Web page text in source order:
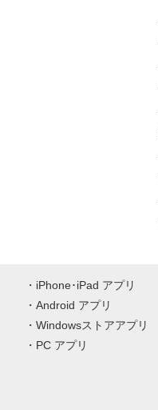
iPhone･iPad アプリ
Android アプリ
Windowsストアアプリ
PC アプリ